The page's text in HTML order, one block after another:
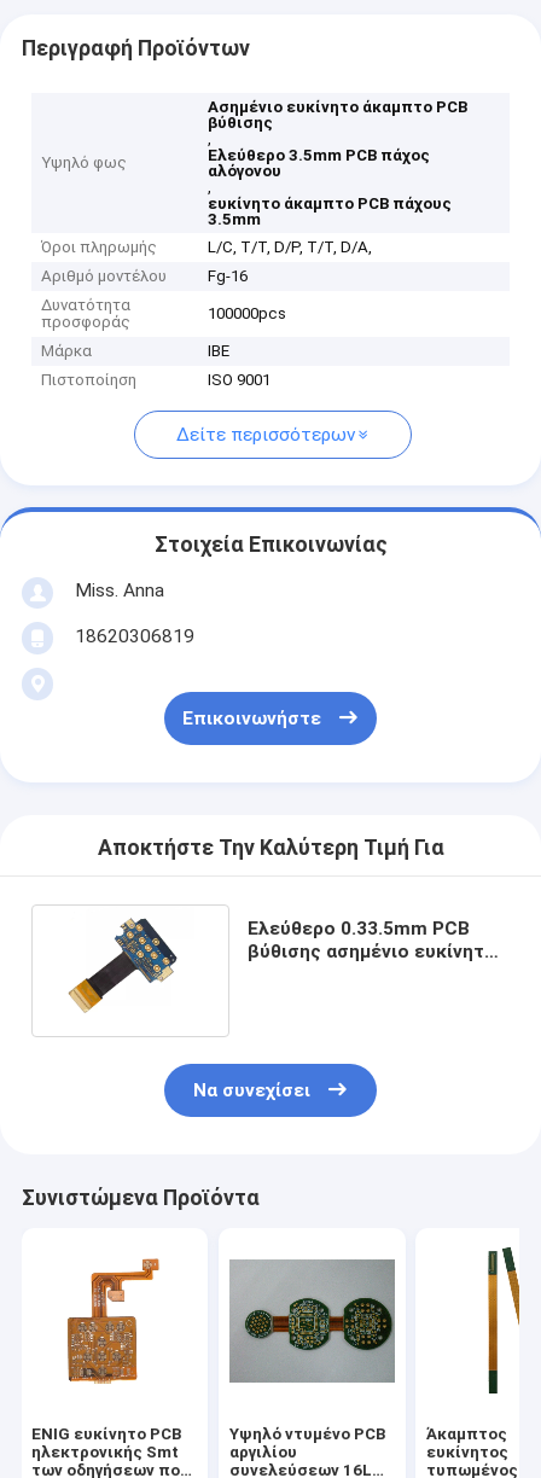
Περιγραφή Προϊόντων
Υψηλό φως
Ασημένιο ευκίνητο άκαμπτο PCB
βύθισης
,
Ελεύθερο 3.5mm PCB πάχος
αλόγονου
,
ευκίνητο άκαμπτο PCB πάχους
3.5mm
Όροι πληρωμής
L/C, T/T, D/P, T/T, D/A,
Αριθμό μοντέλου
Fg-16
Δυνατότητα
προσφοράς
100000pcs
Μάρκα
IBE
Πιστοποίηση
ISO 9001
Δείτε περισσότερων
Στοιχεία Επικοινωνίας
Miss. Anna
18620306819
Επικοινωνήστε
Αποκτήστε Την Καλύτερη Τιμή Για
Ελεύθερο 0.33.5mm PCB
βύθισης ασημένιο ευκίνητο
Να συνεχίσει
Συνιστώμενα Προϊόντα
ENIG ευκίνητο PCB
ηλεκτρονικής Smt
των οδηγήσεων που
Υψηλό ντυμένο PCB
αργιλίου
συνελεύσεων 16L
Άκαμπτος
ευκίνητος
τυπωμένος